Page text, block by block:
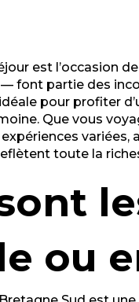
est l’occasion
font partie des
pour profiter
Que vous
variées,
toute la
ou